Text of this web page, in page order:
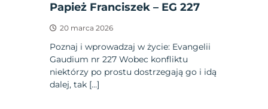
Papież Franciszek – EG 227
20 marca 2026
Poznaj i wprowadzaj w życie: Evangelii
Gaudium nr 227 Wobec konfliktu
niektórzy po prostu dostrzegają go i idą
dalej, tak […]